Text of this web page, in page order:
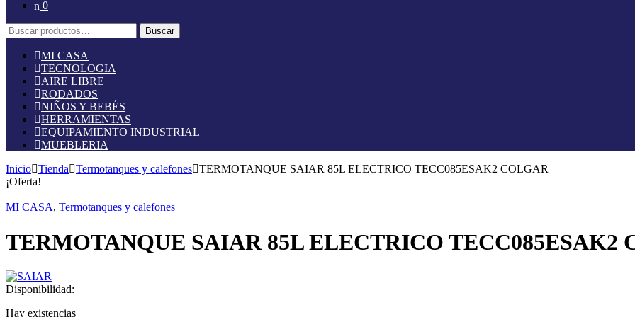
0
Buscar
por:
Buscar
MI CASA
TECNOLOGIA
AIRE LIBRE
RODADOS
NIÑOS Y BEBÉS
HERRAMIENTAS
EQUIPAMIENTO INDUSTRIAL
MUEBLERIA
Inicio Tienda Termotanques y calefones TERMOTANQUE SAIAR 85L ELECTRICO TECC085ESAK2 COLGAR
¡Oferta!
MI CASA, Termotanques y calefones
TERMOTANQUE SAIAR 85L ELECTRICO TECC085ESAK2
Disponibilidad:
Hay existencias